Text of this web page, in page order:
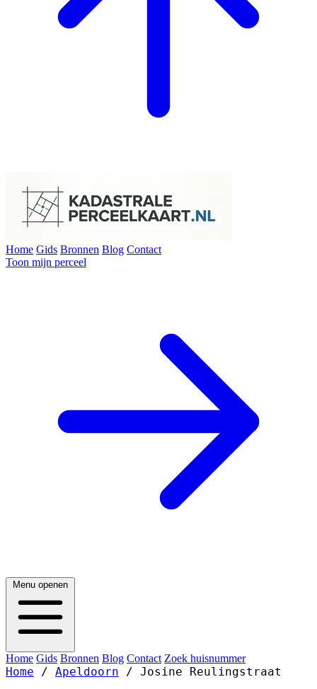
Home Gids Bronnen Blog Contact
Toon mijn perceel
Menu openen
Home Gids Bronnen Blog Contact Zoek huisnummer
Home / Apeldoorn / Josine Reulingstraat